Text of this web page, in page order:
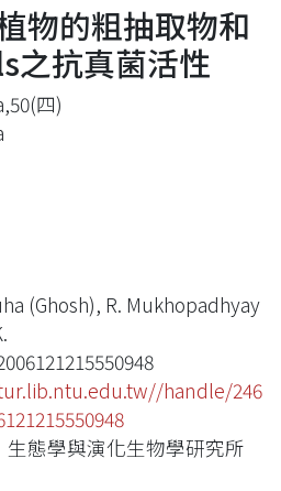
物的粗抽取物和
之抗真菌活性
四)
(Ghosh), R. Mukhopadhyay
handle/246
生態學與演化生物學研究所